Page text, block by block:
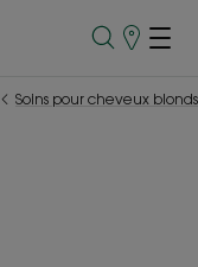
Points
Soins pour cheveux